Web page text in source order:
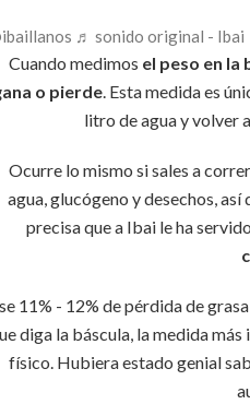
♬ sonido original - Ibai
Cuando medimos el peso en
o pierde. Esta medida es
litro de agua y volver
Ocurre lo mismo si sales a
agua, glucógeno y desechos,
precisa que a Ibai le ha
11% - 12% de pérdida de
diga la báscula, la medida
físico. Hubiera estado genial